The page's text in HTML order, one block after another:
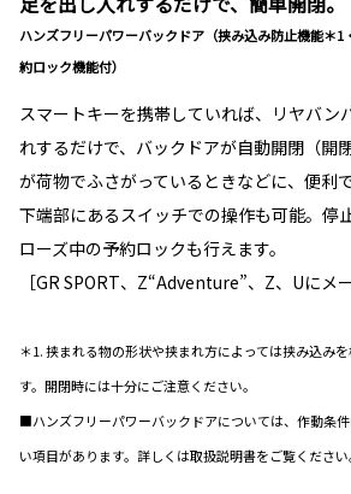
ハンズフリーパワーバックドア（挟み込み防止機能＊
約ロック機能付）
スマートキーを携帯していれば、リヤバン
れするだけで、バックドアが自動開閉（開
が荷物でふさがっているときなどに、便利
下端部にあるスイッチでの操作も可能。停
ローズ中の予約ロックも行えます。
［GR SPORT、Z“Adventure”、Z、Uにメ
＊1. 挟まれる物の形状や挟まれ方によっては挟み込み
す。開閉時には十分にご注意ください。
■ハンズフリーパワーバックドアについては、作動条
い項目があります。詳しくは取扱説明書をご覧ください